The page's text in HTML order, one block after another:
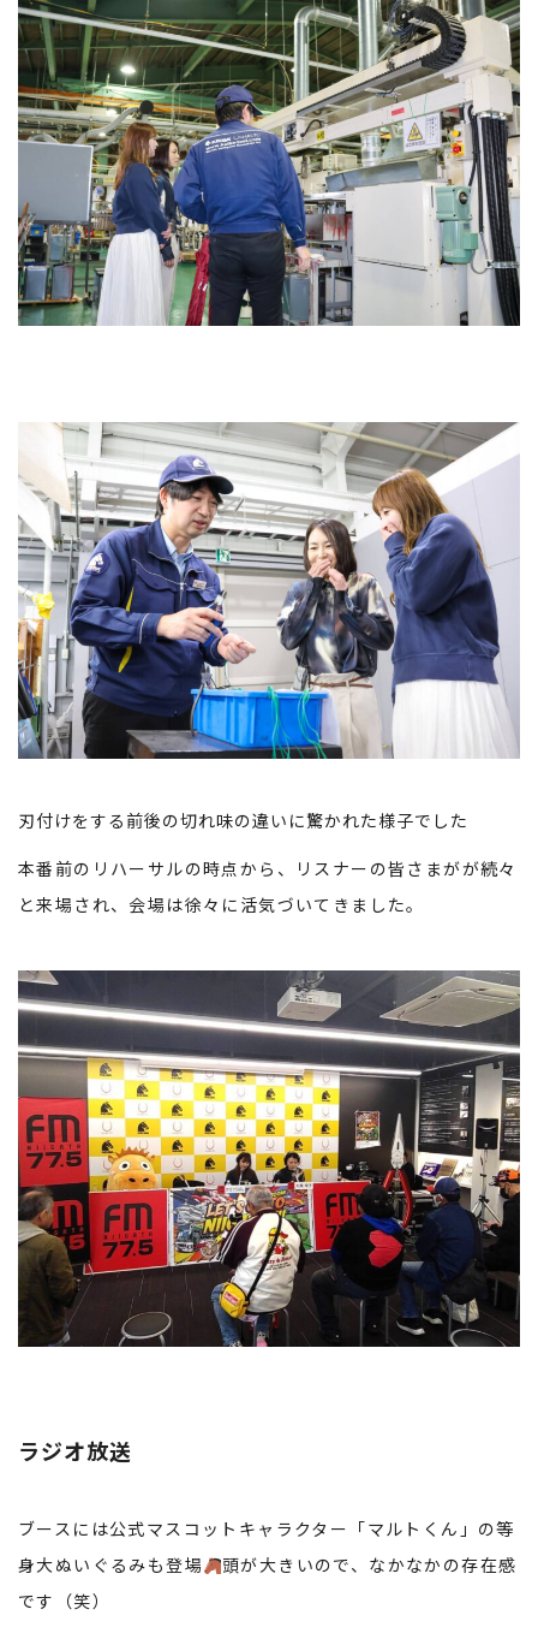
刃付けをする前後の切れ味の違いに驚かれた様子でした
本番前のリハーサルの時点から、リスナーの皆さまがが続々
と来場され、会場は徐々に活気づいてきました。
ラジオ放送
ブースには公式マスコットキャラクター「マルトくん」の等
身大ぬいぐるみも登場
頭が大きいので、なかなかの存在感
です（笑）